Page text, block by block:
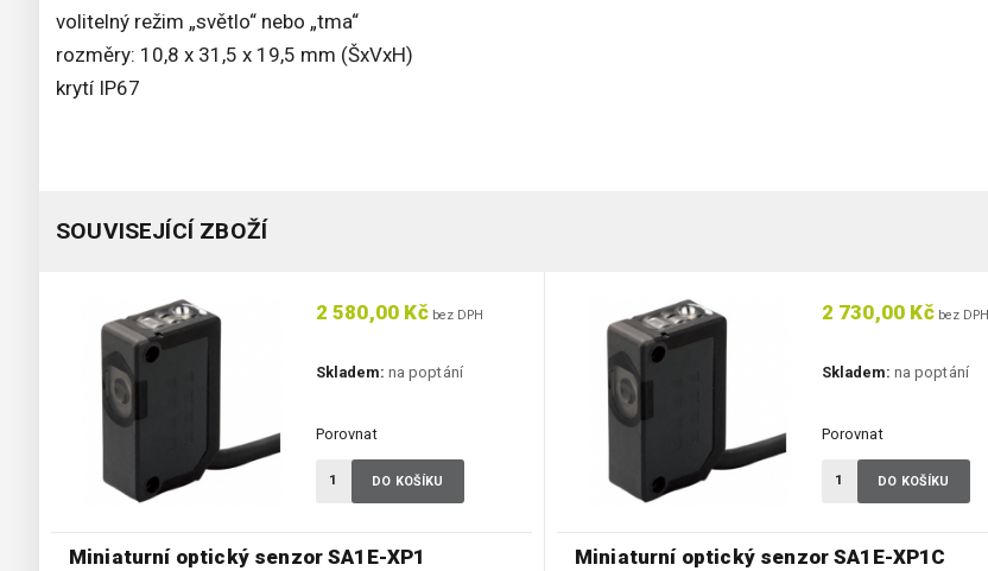
volitelný režim „světlo“ nebo „tma“
rozměry: 10,8 x 31,5 x 19,5 mm (ŠxVxH)
krytí IP67
SOUVISEJÍCÍ ZBOŽÍ
Miniaturní optický senzor SA1E-XP1
2 580,00 Kčbez DPH
Skladem: na poptání
Porovnat
DO KOŠÍKU
Miniaturní optický senzor SA1E-XP1C
2 730,00 Kčbez DPH
Skladem: na poptání
Porovnat
DO KOŠÍKU